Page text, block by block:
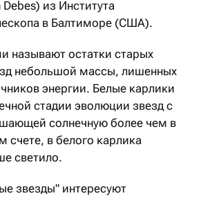
из Института
в Балтиморе (США).
называют остатки старых
небольшой массы, лишенных
энергии. Белые карлики
стадии эволюции звезд с
солнечную более чем в
счете, в белого карлика
светило.
звезды" интересуют